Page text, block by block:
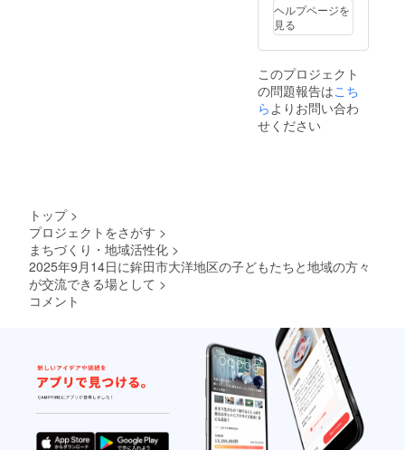
ヘルプページを
見る
このプロジェクト
の問題報告はこち
ら よりお問い合わ
せください
トップ >
プロジェクトをさがす >
まちづくり・地域活性化 >
2025年9月14日に鉾田市大洋地区の子どもたちと地域の方々
が交流できる場として >
コメント